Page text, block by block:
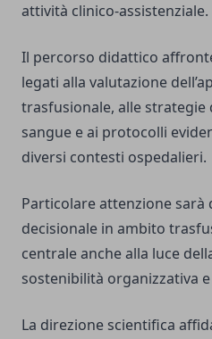
attività clinico-assistenziale.
Il percorso didattico
legati alla valutazione
trasfusionale, alle strategie
sangue e ai protocolli
diversi contesti ospedalieri.
Particolare attenzione sarà
decisionale in ambito
centrale anche alla luce
sostenibilità organizzativa
La direzione scientifica